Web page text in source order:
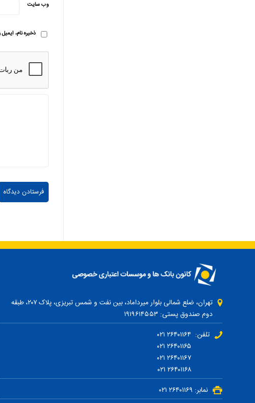
وب‌ سایت
ذخیره نام،
تهران، ضلع شمالی بلوار میرداماد، بین نفت و شمس تبریزی، پلاک ۲۰۷، طبقه
دوم صندوق پستی: ۱۹۱۹۶۱۴۵۵۳
تلفن: ۲۶۴۰۱۱۶۴ ۰۲۱
نمابر: ۲۶۴۰۱۱۶۹ ۰۲۱